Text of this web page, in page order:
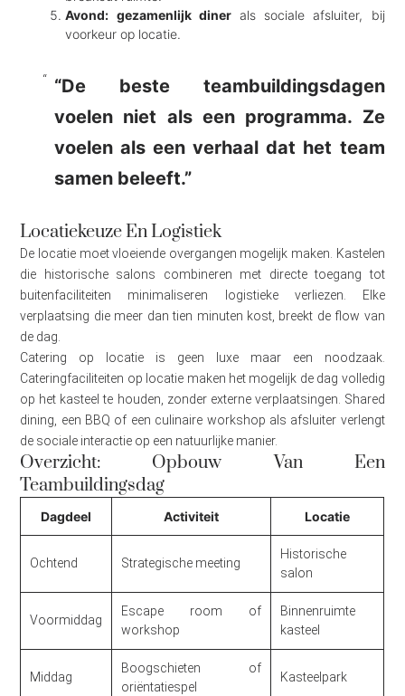
Avond: gezamenlijk dinerals sociale afsluiter, bij
voorkeur op locatie.
“De beste teambuildingsdagen
voelen niet als een programma. Ze
voelen als een verhaal dat het team
samen beleeft.”
Locatiekeuze En Logistiek
De locatie moet vloeiende overgangen mogelijk maken. Kastelen
die historische salons combineren met directe toegang tot
buitenfaciliteiten minimaliseren logistieke verliezen. Elke
verplaatsing die meer dan tien minuten kost, breekt de flow van
de dag.
Catering op locatie is geen luxe maar een noodzaak.
Cateringfaciliteiten op locatie maken het mogelijk de dag volledig
op het kasteel te houden, zonder externe verplaatsingen. Shared
dining, een BBQ of een culinaire workshop als afsluiter verlengt
de sociale interactie op een natuurlijke manier.
Overzicht: Opbouw Van Een
Teambuildingsdag
Dagdeel Activiteit Locatie
Ochtend Strategische meeting
Historische
salon
Voormiddag
Escape room of
workshop
Binnenruimte
kasteel
Middag
Boogschieten of
oriëntatiespel
Kasteelpark